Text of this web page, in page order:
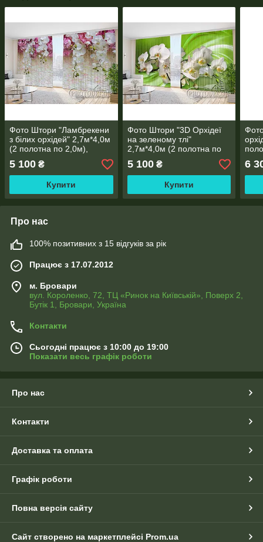
Фото Штори "Ламбрекени
з білих орхідей" 2,7м*4,0м
(2 полотна по 2,0м),
5 100 ₴
Купити
Фото Штори "3D Орхідеї
на зеленому тлі"
2,7м*4,0м (2 полотна по
5 100₴
Купити
6
Про нас
100% позитивних з 15 відгуків за рік
Працює з 17.07.2012
м. Бровари
вул. Короленко, 72, ТЦ «Ринок на Київській», Поверх 2,
Бутік 1, Бровари, Україна
Контакти
Сьогодні працює з 10:00 до 19:00
Показати весь графік роботи
Про нас
Контакти
Доставка та оплата
Графік роботи
Повна версія сайту
Сайт створено на маркетплейсі Prom.ua